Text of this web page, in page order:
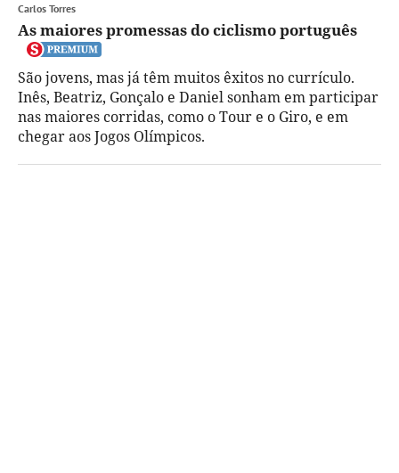
Carlos Torres
As maiores promessas do ciclismo português
São jovens, mas já têm muitos êxitos no currículo.
Inês, Beatriz, Gonçalo e Daniel sonham em participar
nas maiores corridas, como o Tour e o Giro, e em
chegar aos Jogos Olímpicos.